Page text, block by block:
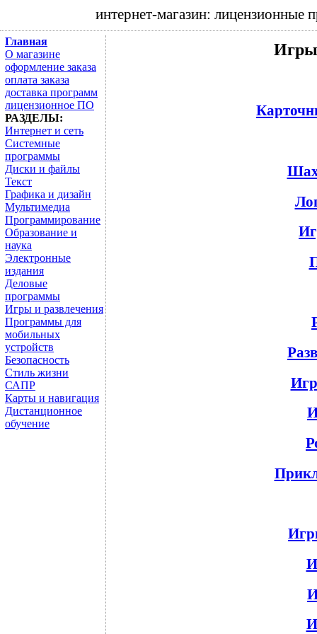
интернет-магазин:
Главная
О магазине
оформление заказа
оплата заказа
доставка программ
лицензионное ПО
РАЗДЕЛЫ:
Интернет и сеть
Системные
программы
Диски и файлы
Текст
Графика и дизайн
Мультимедиа
Программирование
Образование и
наука
Электронные
издания
Деловые
программы
Игры и развлечения
Программы для
мобильных
устройств
Безопасность
Стиль жизни
САПР
Карты и навигация
Дистанционное
обучение
Игры